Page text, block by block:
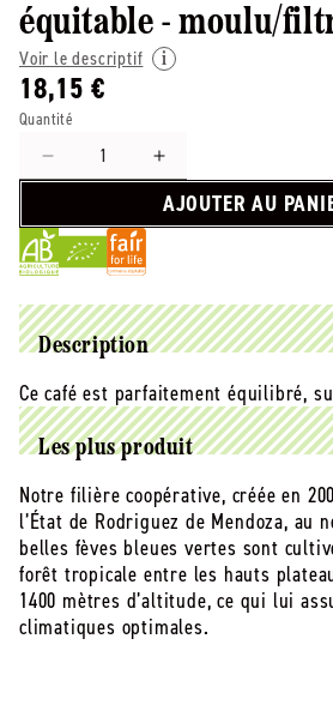
équitable - moulu/
Voir le descriptif
18,15 €
Quantité
Réduire
de
Les
Dagobert
-
Décaféiné
100%
arabica,
et
équitable
-
moulu/filtre
(origine
Nicaragua)
Augmenter
la
quantité
Dagobert
-
Décaféiné
100%
arabica,
et
équitable
-
moulu/filtre
(origine
Nicaragua)
AJOUTER AU
Description
Ce café est parfaitement équilibré,
Les plus produit
Notre filière coopérative, créée en
l’État de Rodriguez de Mendoza, au
belles fèves bleues vertes sont
forêt tropicale entre les hauts
1400 mètres d’altitude, ce qui lui
climatiques optimales.